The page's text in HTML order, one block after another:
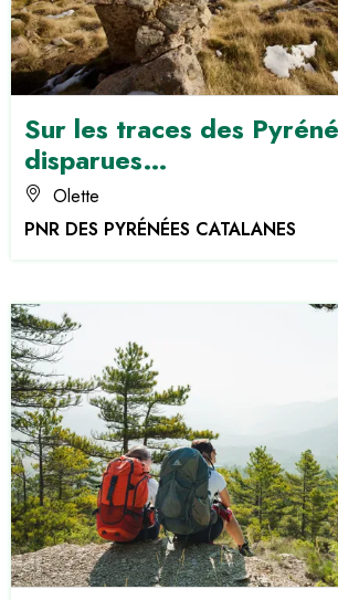
Sur les traces des
disparues…
Olette
PNR DES PYRÉNÉES CATALANES